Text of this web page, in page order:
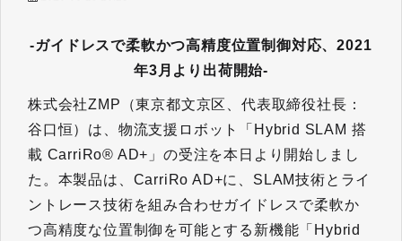
-ガイドレスで柔軟かつ高精度位置制御対応、2021
年3月より出荷開始-
株式会社ZMP（東京都文京区、代表取締役社長：
谷口恒）は、物流支援ロボット「Hybrid SLAM 搭
載 CarriRo® AD+」の受注を本日より開始しまし
た。本製品は、CarriRo AD+に、SLAM技術とライ
ントレース技術を組み合わせガイドレスで柔軟か
つ高精度な位置制御を可能とする新機能「Hybrid